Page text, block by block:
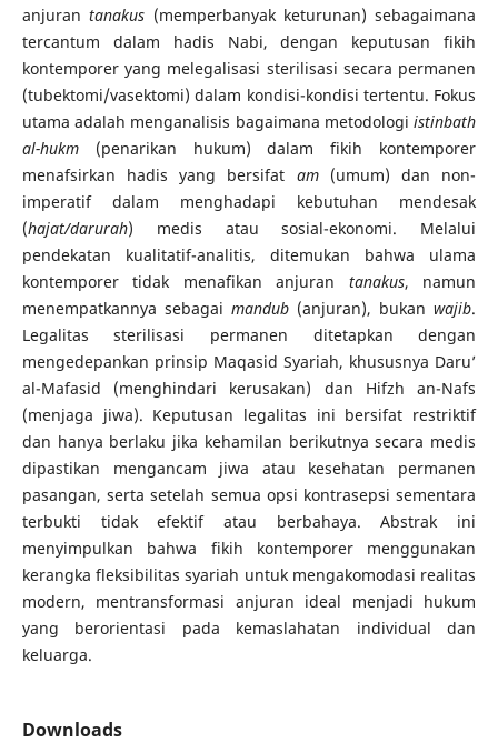
anjurantanakus (memperbanyak keturunan) sebagaimana
tercantum dalam hadis Nabi, dengan keputusan fikih
kontemporer yang melegalisasi sterilisasi secara permanen
(tubektomi/vasektomi) dalam kondisi-kondisi tertentu. Fokus
utama adalah menganalisis bagaimana metodologiistinbath
al-hukm(penarikan hukum) dalam fikih kontemporer
menafsirkan hadis yang bersifat am(umum) dan non-
imperatif dalam menghadapi kebutuhan mendesak
(hajat/darurah) medis atau sosial-ekonomi. Melalui
pendekatan kualitatif-analitis, ditemukan bahwa ulama
kontemporer tidak menafikan anjuran tanakus, namun
menempatkannya sebagai mandub (anjuran), bukanwajib.
Legalitas sterilisasi permanen ditetapkan dengan
mengedepankan prinsip Maqasid Syariah, khususnya Daru’
al-Mafasid (menghindari kerusakan) dan Hifzh an-Nafs
(menjaga jiwa). Keputusan legalitas ini bersifat restriktif
dan hanya berlaku jika kehamilan berikutnya secara medis
dipastikan mengancam jiwa atau kesehatan permanen
pasangan, serta setelah semua opsi kontrasepsi sementara
terbukti tidak efektif atau berbahaya. Abstrak ini
menyimpulkan bahwa fikih kontemporer menggunakan
kerangka fleksibilitas syariah untuk mengakomodasi realitas
modern, mentransformasi anjuran ideal menjadi hukum
yang berorientasi pada kemaslahatan individual dan
keluarga.
Downloads